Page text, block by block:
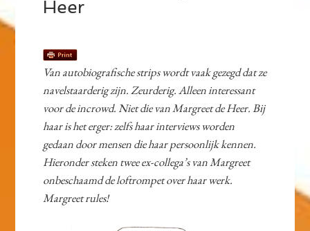
Heer
Van autobiografische strips wordt vaak gezegd dat ze
navelstaarderig zijn. Zeurderig. Alleen interessant
voor de incrowd. Niet die van Margreet de Heer. Bij
haar is het erger: zelfs haar interviews worden
gedaan door mensen die haar persoonlijk kennen.
Hieronder steken twee ex-collega’s van Margreet
onbeschaamd de loftrompet over haar werk.
Margreet rules!